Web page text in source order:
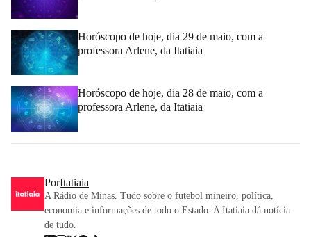
Horóscopo de hoje, dia 29 de maio, com a
professora Arlene, da Itatiaia
Horóscopo de hoje, dia 28 de maio, com a
professora Arlene, da Itatiaia
PorItatiaia
A Rádio de Minas. Tudo sobre o futebol mineiro, política,
economia e informações de todo o Estado. A Itatiaia dá notícia
de tudo.